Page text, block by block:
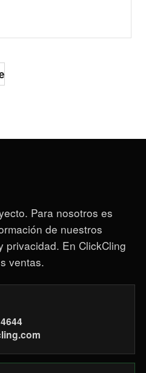
Para nosotros es
de nuestros
privacidad. En ClickCling
ventas.